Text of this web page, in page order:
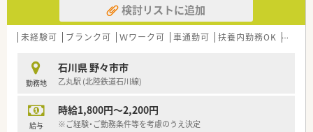
検討リストに追加
未経験可 ブランク可 Ｗワーク可 車通勤可 扶養内勤務OK 教育
勤務地
石川県 野々市市
乙丸駅 (北陸鉄道石川線)
給与
時給1,800円～2,200円
※ご経験・ご勤務条件等を考慮のうえ決定